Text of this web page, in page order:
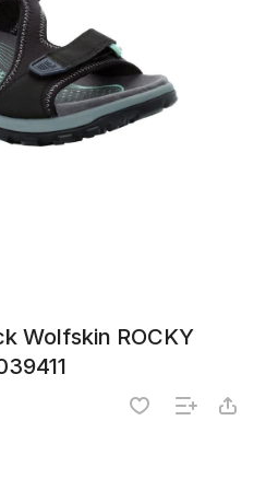
Wolfskin ROCKY